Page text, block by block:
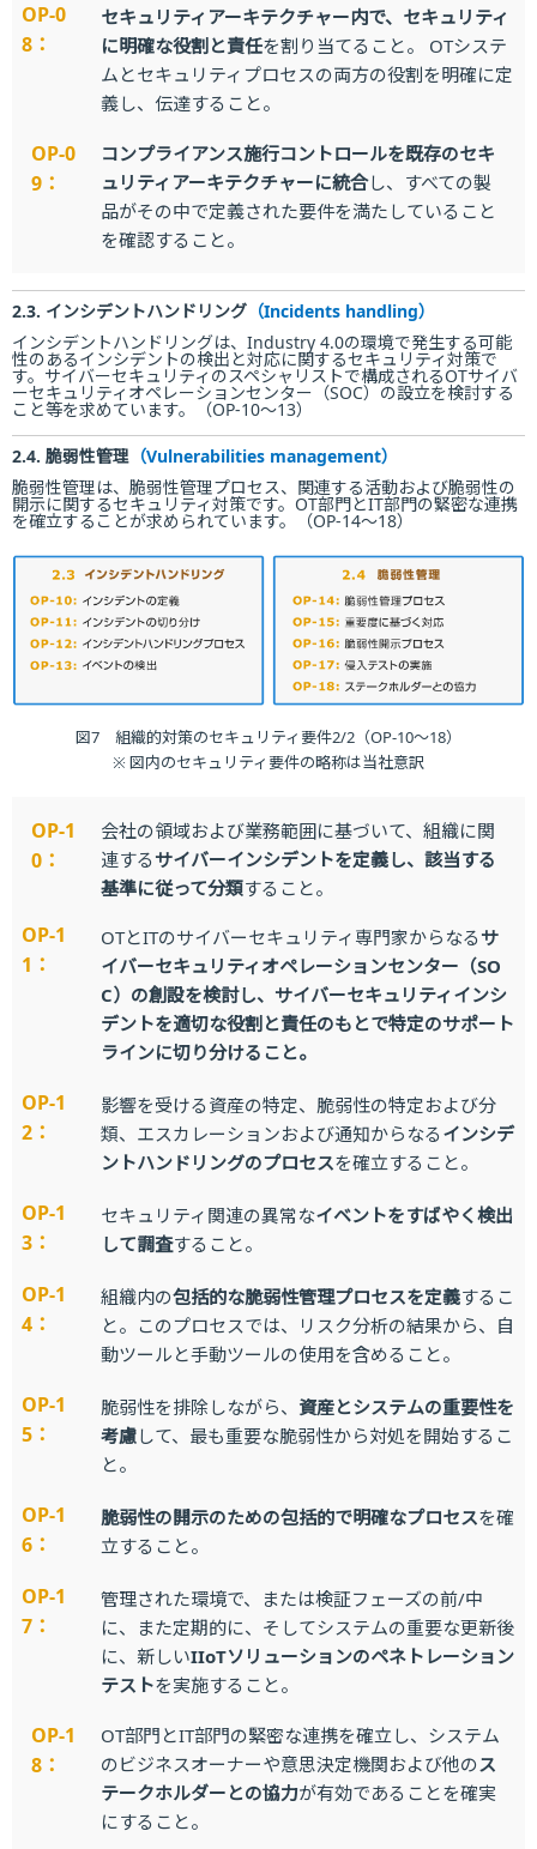
OP-0
8：
セキュリティアーキテクチャー内で、セキュリティ
に明確な役割と責任を割り当てること。 OTシステ
ムとセキュリティプロセスの両方の役割を明確に定
義し、伝達すること。
OP-0
9：
コンプライアンス施行コントロールを既存のセキ
ュリティアーキテクチャーに統合し、すべての製
品がその中で定義された要件を満たしていること
を確認すること。
2.3. インシデントハンドリング （Incidents handling）
インシデントハンドリングは、Industry 4.0の環境で発生する可能
性のあるインシデントの検出と対応に関するセキュリティ対策で
す。サイバーセキュリティのスペシャリストで構成されるOTサイバ
ーセキュリティオペレーションセンター（SOC）の設立を検討する
こと等を求めています。（OP-10～13）
2.4. 脆弱性管理 （Vulnerabilities management）
脆弱性管理は、脆弱性管理プロセス、関連する活動および脆弱性の
開示に関するセキュリティ対策です。OT部門とIT部門の緊密な連携
を確立することが求められています。（OP-14～18）
図7 組織的対策のセキュリティ要件2/2（OP-10〜18）
※ 図内のセキュリティ要件の略称は当社意訳
OP-1
0：
会社の領域および業務範囲に基づいて、組織に関
連する サイバーインシデントを定義し、該当する
基準に従って分類すること。
OP-1
1：
OTとITのサイバーセキュリティ専門家からなる サ
イバーセキュリティオペレーションセンター（SO
C）の創設を検討し、 サイバーセキュリティインシ
デントを適切な役割と責任のもとで特定のサポート
ラインに切り分ける こと。
OP-1
2：
影響を受ける資産の特定、脆弱性の特定および分
類、エスカレーションおよび通知からなる インシデ
ントハンドリングのプロセスを確立すること。
OP-1
3：
セキュリティ関連の異常なイベントをすばやく検出
して調査すること。
OP-1
4：
組織内の包括的な脆弱性管理プロセスを定義するこ
と。このプロセスでは、リスク分析の結果から、自
動ツールと手動ツールの使用を含めること。
OP-1
5：
脆弱性を排除しながら、 資産とシステムの重要性を
考慮して、最も重要な脆弱性から対処を開始するこ
と。
OP-1
6：
脆弱性の開示のための包括的で明確なプロセスを確
立すること。
OP-1
7：
管理された環境で、または検証フェーズの前/中
に、また定期的に、そしてシステムの重要な更新後
に、新しいIIoTソリューションのペネトレーション
テストを実施すること。
OP-1
8：
OT部門とIT部門の緊密な連携を確立し、システム
のビジネスオーナーや意思決定機関および他のス
テークホルダーとの協力が有効であることを確実
にすること。